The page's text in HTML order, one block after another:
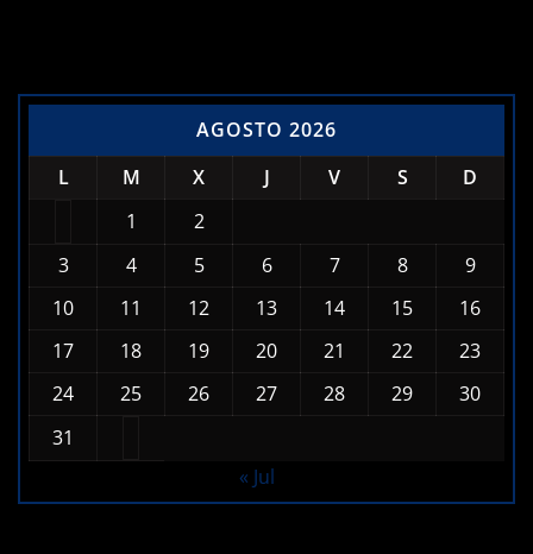
AGOSTO 2026
L
M X J V S
D
1
2
3
4 5 6 7 8
9
10
11 12 13 14 15
16
17
18 19 20 21 22
23
24
25 26 27 28 29
30
31
« Jul